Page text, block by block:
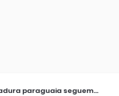
paraguaia seguem